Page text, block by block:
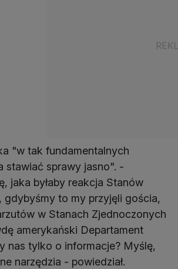
"w tak fundamentalnych
stawiać sprawy jasno". -
jaka byłaby reakcja Stanów
gdybyśmy to my przyjęli gościa,
w Stanach Zjednoczonych
amerykański Departament
nas tylko o informacje? Myślę,
narzędzia - powiedział.